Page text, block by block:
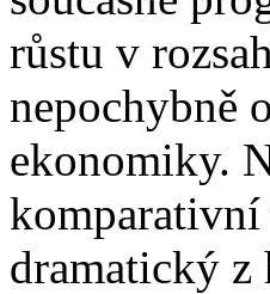
růstu v
nepochybně
ekonomiky.
dramatický z